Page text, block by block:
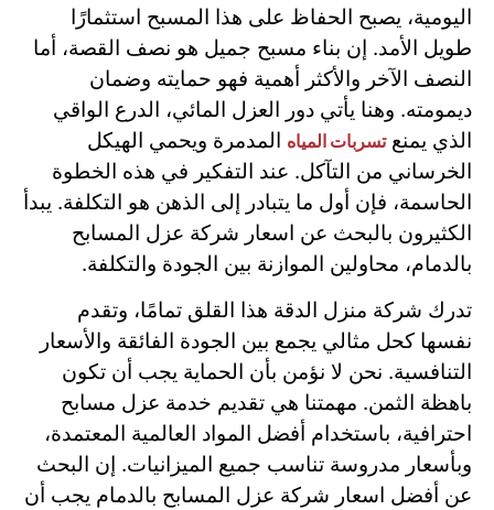
اليومية، يصبح الحفاظ على هذا المسبح استثمارًا
طويل الأمد. إن بناء مسبح جميل هو نصف القصة، أما
النصف الآخر والأكثر أهمية فهو حمايته وضمان
ديمومته. وهنا يأتي دور العزل المائي، الدرع الواقي
الذي يمنعتسربات المياه المدمرة ويحمي الهيكل
الخرساني من التآكل. عند التفكير في هذه الخطوة
الحاسمة، فإن أول ما يتبادر إلى الذهن هو التكلفة. يبدأ
الكثيرون بالبحث عن اسعار شركة عزل المسابح
بالدمام، محاولين الموازنة بين الجودة والتكلفة.
تدرك شركة منزل الدقة هذا القلق تمامًا، وتقدم
نفسها كحل مثالي يجمع بين الجودة الفائقة والأسعار
التنافسية. نحن لا نؤمن بأن الحماية يجب أن تكون
باهظة الثمن. مهمتنا هي تقديم خدمة عزل مسابح
احترافية، باستخدام أفضل المواد العالمية المعتمدة،
وبأسعار مدروسة تناسب جميع الميزانيات. إن البحث
عن أفضل اسعار شركة عزل المسابح بالدمام يجب أن